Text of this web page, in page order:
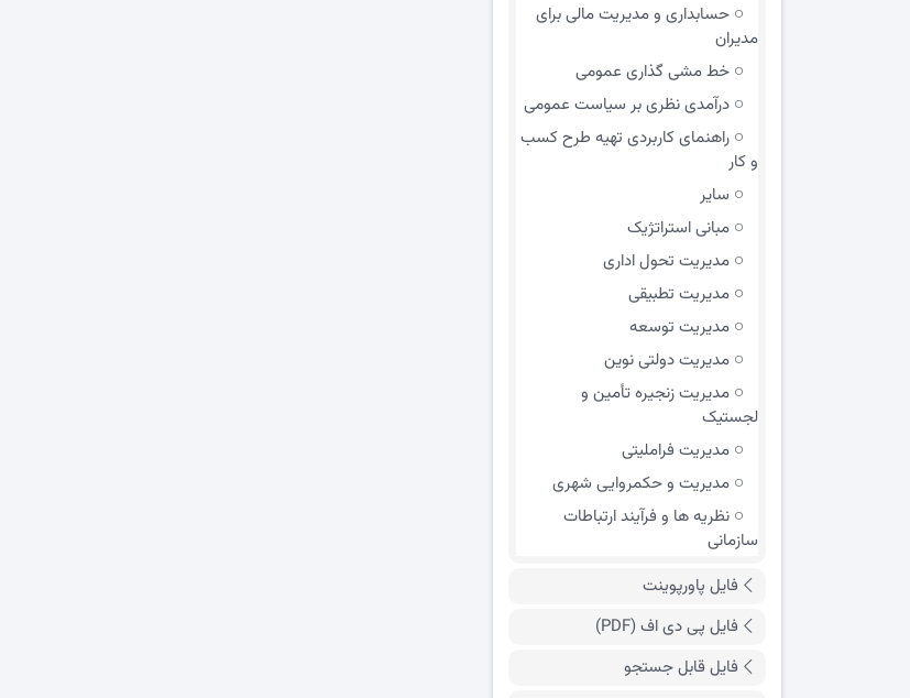
حسابداری و مدیریت مالی برای
مدیران
خط مشی گذاری عمومی
درآمدی نظری بر سیاست عمومی
راهنمای کاربردی تهیه طرح کسب
و کار
سایر
مبانی استراتژیک
مدیریت تحول اداری
مدیریت تطبیقی
مدیریت توسعه
مدیریت دولتی نوین
مدیریت زنجیره تأمین و
لجستیک
مدیریت فراملیتی
مدیریت و حکمروایی شهری
نظریه ها و فرآیند ارتباطات
سازمانی
فایل پاورپوینت
فایل پی دی اف (PDF)
فایل قابل جستجو